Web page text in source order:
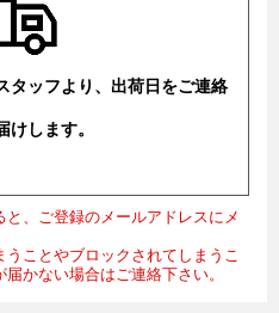
タッフより、出荷日をご連絡
します。
、ご登録のメールアドレスにメ
ことやブロックされてしまうこ
かない場合はご連絡下さい。